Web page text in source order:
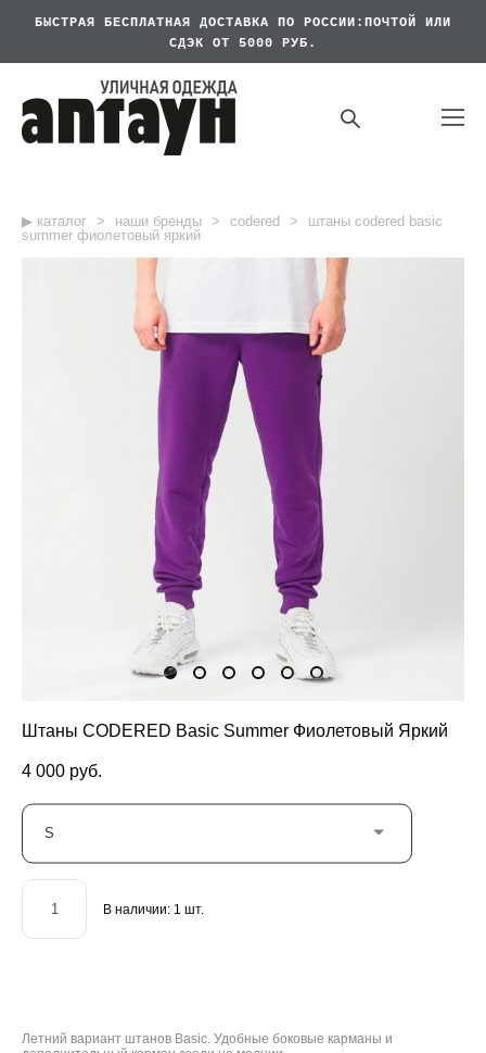
БЫСТРАЯ БЕСПЛАТНАЯ
ДОСТАВКА ПО РОССИИ:ПОЧТОЙ ИЛИ
СДЭК ОТ 5000 РУБ.
▶︎ каталог > наши бренды > codered >
штаны codered basic
summer фиолетовый яркий
Штаны CODERED Basic Summer Фиолетовый Яркий
4 000 pуб.
S
В наличии: 1 шт.
Летний вариант штанов Basic. Удобные боковые карманы и